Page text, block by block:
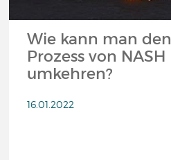
Wie kann man den
Prozess von NASH
umkehren?
16.01.2022